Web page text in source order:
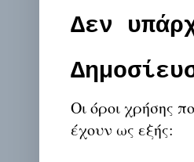
Δεν
Οι όροι χρήσης
έχουν ως εξής: